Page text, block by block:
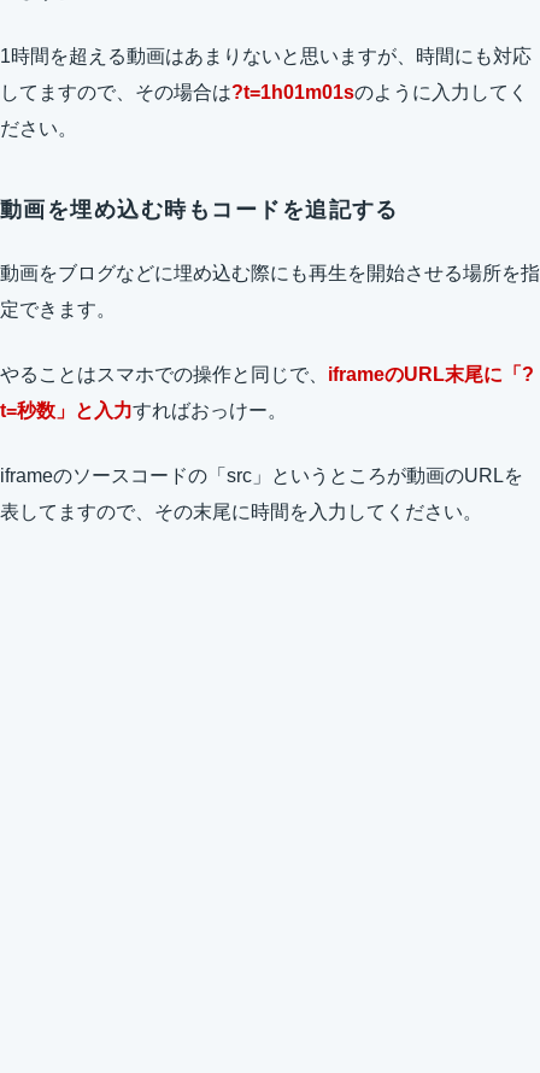
1時間を超える動画はあまりないと思いますが、時間にも対応
してますので、その場合は?t=1h01m01sのように入力してく
ださい。
動画を埋め込む時もコードを追記する
動画をブログなどに埋め込む際にも再生を開始させる場所を指
定できます。
やることはスマホでの操作と同じで、 iframeのURL末尾に「?
t=秒数」と入力すればおっけー。
iframeのソースコードの「src」というところが動画のURLを
表してますので、その末尾に時間を入力してください。